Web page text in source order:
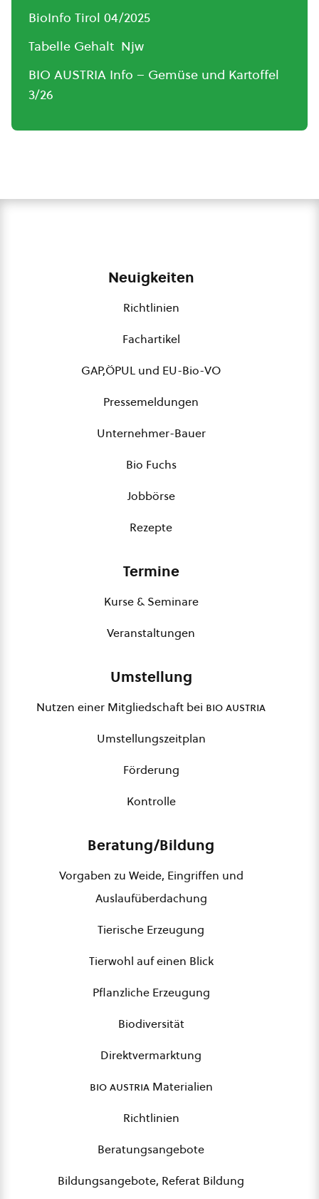
BioInfo Tirol 04/2025
Tabelle Gehalt Njw
BIO AUSTRIA Info – Gemüse und Kartoffel
3/26
Neuigkeiten
Richtlinien
Fachartikel
GAP,ÖPUL und EU-Bio-VO
Pressemeldungen
Unternehmer-Bauer
Bio Fuchs
Jobbörse
Rezepte
Termine
Kurse & Seminare
Veranstaltungen
Umstellung
Nutzen einer Mitgliedschaft bei bio austria
Umstellungszeitplan
Förderung
Kontrolle
Beratung/Bildung
Vorgaben zu Weide, Eingriffen und
Auslaufüberdachung
Tierische Erzeugung
Tierwohl auf einen Blick
Pflanzliche Erzeugung
Biodiversität
Direktvermarktung
bio austriaMaterialien
Richtlinien
Beratungsangebote
Bildungsangebote, Referat Bildung